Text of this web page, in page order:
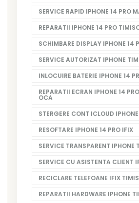
SERVICE RAPID IPHONE 14 PRO
REPARATII IPHONE 14 PRO
SCHIMBARE DISPLAY IPHONE 14
SERVICE AUTORIZAT IPHONE
INLOCUIRE BATERIE IPHONE 14
REPARATII ECRAN IPHONE 14
OCA
STERGERE CONT ICLOUD IPHONE
RESOFTARE IPHONE 14 PRO IFIX
SERVICE TRANSPARENT IPHONE
SERVICE CU ASISTENTA CLIENT
RECICLARE TELEFOANE IFIX
REPARATII HARDWARE IPHONE